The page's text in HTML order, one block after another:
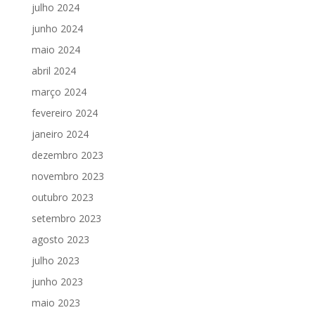
julho 2024
junho 2024
maio 2024
abril 2024
março 2024
fevereiro 2024
janeiro 2024
dezembro 2023
novembro 2023
outubro 2023
setembro 2023
agosto 2023
julho 2023
junho 2023
maio 2023